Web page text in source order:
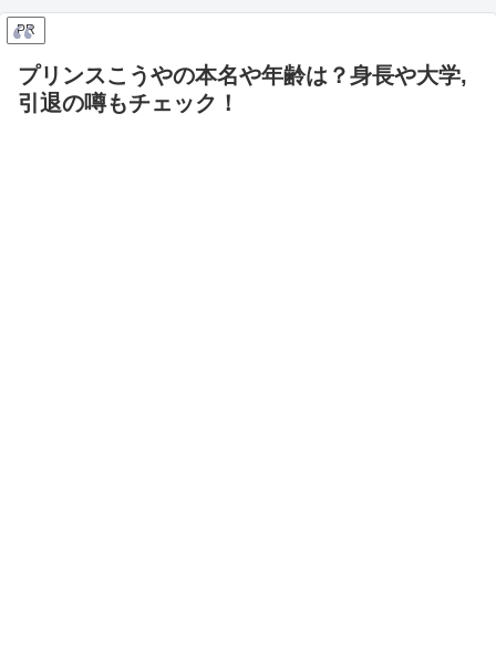
PR
プリンスこうやの本名や年齢は？身長や大学,
引退の噂もチェック！